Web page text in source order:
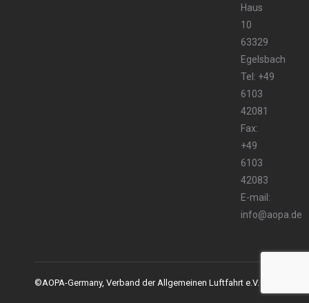
Haus
10
63329
Egelsbach
Tel: +49
6103
42081
Fax:
+49
6103
42083
E-mail:
info@aopa.de
©AOPA-Germany, Verband der Allgemeinen Luftfahrt e.V.